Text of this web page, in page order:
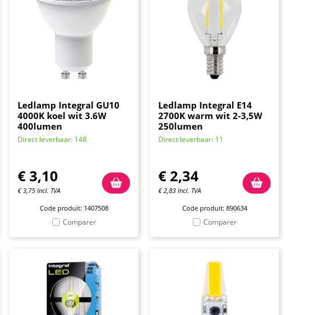
Ledlamp Integral GU10
4000K koel wit 3.6W
400lumen
Direct leverbaar: 148
€ 3,10
€3,75 Incl. TVA
Code produit: 1407508
Comparer
Ledlamp Integral E14
2700K warm wit 2-3,5W
250lumen
Direct leverbaar: 11
€ 2,34
€2,83 Incl. TVA
Code produit: 890634
Comparer